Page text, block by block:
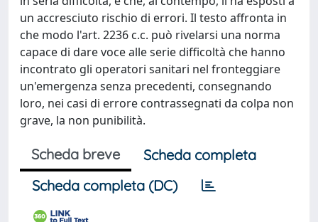
un accresciuto rischio di errori. Il testo affronta in
che modo l'art. 2236 c.c. può rivelarsi una norma
capace di dare voce alle serie difficoltà che hanno
incontrato gli operatori sanitari nel fronteggiare
un'emergenza senza precedenti, consegnando
loro, nei casi di errore contrassegnati da colpa non
grave, la non punibilità.
Scheda breve
Scheda completa
Scheda completa (DC)